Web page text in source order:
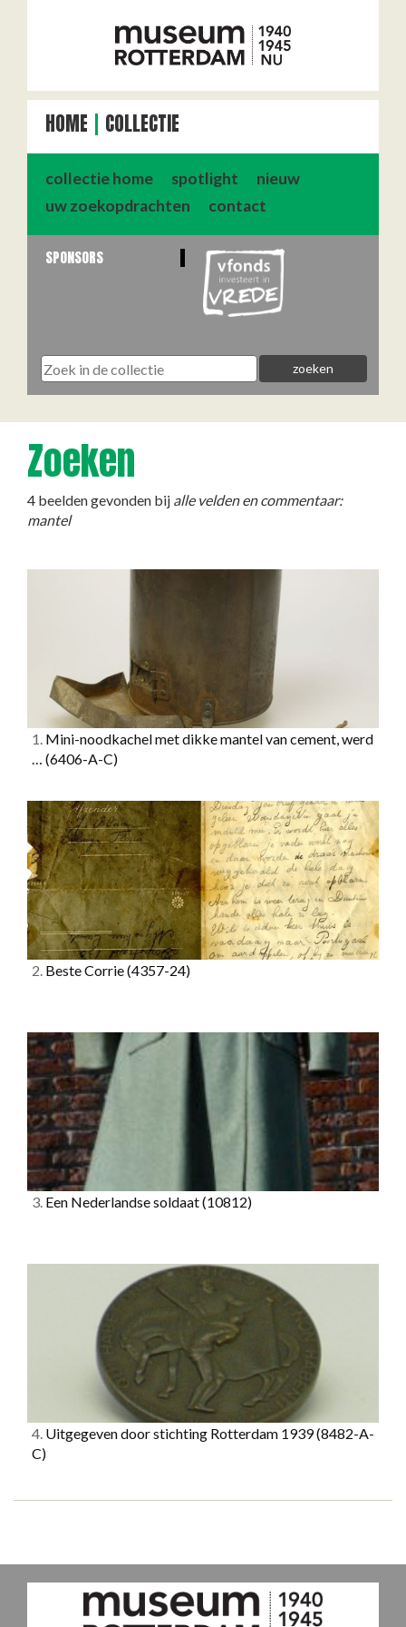
HOME COLLECTIE
collectie home spotlight
nieuw
uw zoekopdrachten
contact
SPONSORS
Zoeken
4 beelden gevonden bij alle velden en commentaar:
mantel
1. Mini-noodkachel met dikke mantel van cement, werd
… (6406-A-C)
2. Beste Corrie(4357-24)
3. Een Nederlandse soldaat(10812)
4. Uitgegeven door stichting Rotterdam 1939(8482-A-
C)